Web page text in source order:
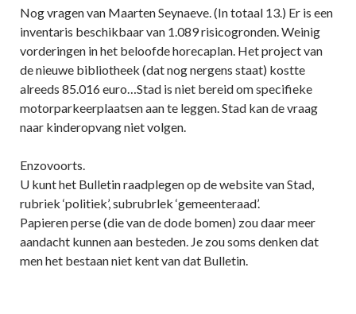
Nog vragen van Maarten Seynaeve. (In totaal 13.) Er is een
inventaris beschikbaar van 1.089 risicogronden. Weinig
vorderingen in het beloofde horecaplan. Het project van
de nieuwe bibliotheek (dat nog nergens staat) kostte
alreeds 85.016 euro…Stad is niet bereid om specifieke
motorparkeerplaatsen aan te leggen. Stad kan de vraag
naar kinderopvang niet volgen.
Enzovoorts.
U kunt het Bulletin raadplegen op de website van Stad,
rubriek ‘politiek’, subrubrlek ‘gemeenteraad’.
Papieren perse (die van de dode bomen) zou daar meer
aandacht kunnen aan besteden. Je zou soms denken dat
men het bestaan niet kent van dat Bulletin.